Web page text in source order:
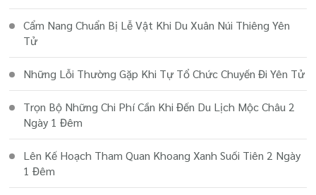
Cẩm Nang Chuẩn Bị Lễ Vật Khi Du Xuân Núi Thiêng Yên
Tử
Những Lỗi Thường Gặp Khi Tự Tổ Chức Chuyến Đi Yên Tử
Trọn Bộ Những Chi Phí Cần Khi Đến Du Lịch Mộc Châu 2
Ngày 1 Đêm
Lên Kế Hoạch Tham Quan Khoang Xanh Suối Tiên 2 Ngày
1 Đêm